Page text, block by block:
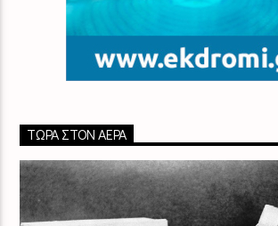
ΤΏΡΑ ΣΤΟΝ ΑΈΡΑ